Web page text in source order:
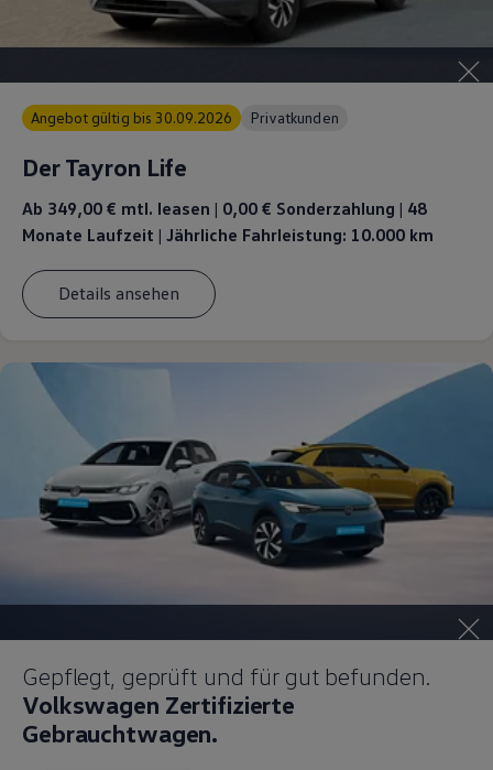
Angebot gültig bis 30.09.2026 Privatkunden
Der Tayron Life
Ab 349,00 € mtl. leasen | 0,00 € Sonderzahlung | 48
Monate Laufzeit | Jährliche Fahrleistung: 10.000 km
Details ansehen
Gepflegt, geprüft und für gut befunden.
Volkswagen Zertifizierte
Gebrauchtwagen.